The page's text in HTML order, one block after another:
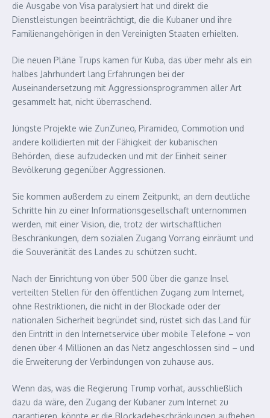
die Ausgabe von Visa paralysiert hat und direkt die
Dienstleistungen beeinträchtigt, die die Kubaner und ihre
Familienangehörigen in den Vereinigten Staaten erhielten.
Die neuen Pläne Trups kamen für Kuba, das über mehr als ein
halbes Jahrhundert lang Erfahrungen bei der
Auseinandersetzung mit Aggressionsprogrammen aller Art
gesammelt hat, nicht überraschend.
Jüngste Projekte wie ZunZuneo, Piramideo, Commotion und
andere kollidierten mit der Fähigkeit der kubanischen
Behörden, diese aufzudecken und mit der Einheit seiner
Bevölkerung gegenüber Aggressionen.
Sie kommen außerdem zu einem Zeitpunkt, an dem deutliche
Schritte hin zu einer Informationsgesellschaft unternommen
werden, mit einer Vision, die, trotz der wirtschaftlichen
Beschränkungen, dem sozialen Zugang Vorrang einräumt und
die Souveränität des Landes zu schützen sucht.
Nach der Einrichtung von über 500 über die ganze Insel
verteilten Stellen für den öffentlichen Zugang zum Internet,
ohne Restriktionen, die nicht in der Blockade oder der
nationalen Sicherheit begründet sind, rüstet sich das Land für
den Eintritt in den Internetservice über mobile Telefone – von
denen über 4 Millionen an das Netz angeschlossen sind – und
die Erweiterung der Verbindungen von zuhause aus.
Wenn das, was die Regierung Trump vorhat, ausschließlich
dazu da wäre, den Zugang der Kubaner zum Internet zu
garantieren, könnte er die Blockadebeschränkungen aufheben,